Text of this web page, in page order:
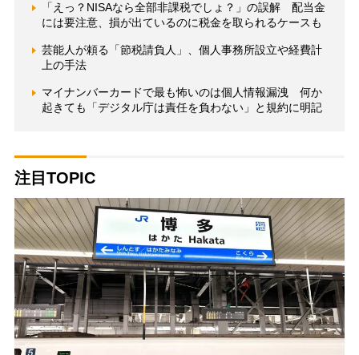
「えっ？NISAなら全部非課税でしょ？」の誤解 配当金
には要注意、損が出ているのに税金を取られるケースも
芸能人が頼る「節税請負人」、個人事務所設立や経費計
上の手法
マイナンバーカードで最も怖いのは個人情報漏洩 何か
起きても「デジタル庁は責任を負わない」と規約に明記
注目TOPIC